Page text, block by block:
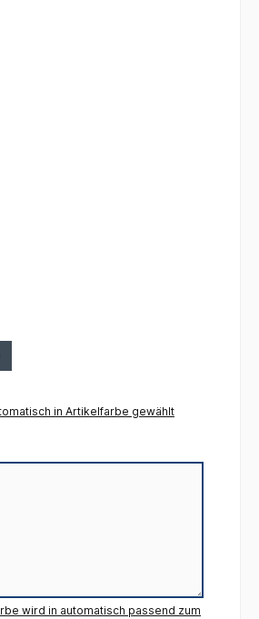
in Artikelfarbe gewählt
wird in automatisch passend zum